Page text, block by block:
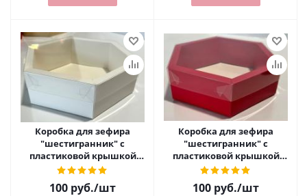
Коробка для зефира
"шестигранник" с
пластиковой крышкой
230х230х60 мм белая РУ.
100 руб./шт
Коробка для зефира
"шестигранник" с
пластиковой крышкой
230х230х60 мм красная
матовая РУ.
100 руб./шт